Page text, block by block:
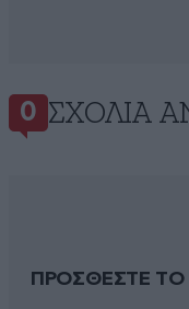
0 ΣΧΌΛΙΑ
ΠΡΟΣΘΕΣΤΕ